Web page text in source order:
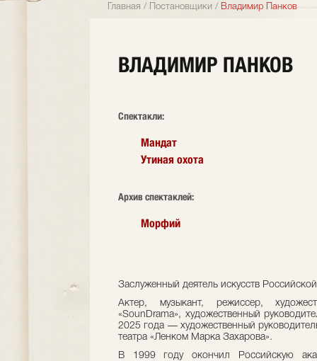
Главная / Постановщики / Владимир Панков
ВЛАДИМИР ПАНКОВ
Cпектакли:
Мандат
Утиная охота
Архив спектаклей:
Морфий
Заслуженный деятель искусств
Актер, музыкант, режиссер,
«SounDrama», художественный
2025 года — художественный
театра «Ленком Марка Захарова».
В 1999 году окончил Российскую